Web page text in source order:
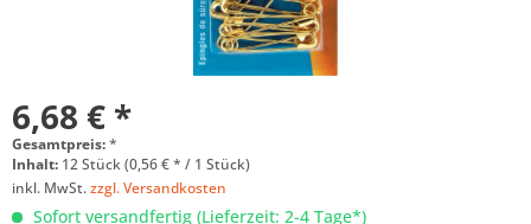
6,68 € *
Gesamtpreis:*
Inhalt: 12 Stück (0,56 € * / 1 Stück)
inkl. MwSt.zzgl. Versandkosten
Sofort versandfertig (Lieferzeit: 2-4 Tage*)